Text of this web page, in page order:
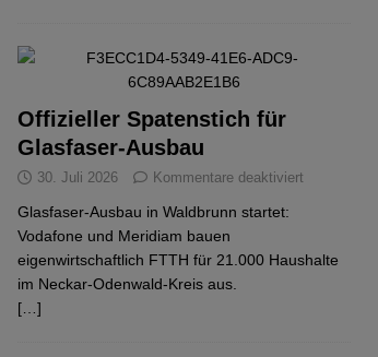
Offizieller Spatenstich für
Glasfaser-Ausbau
30. Juli 2026 Kommentare deaktiviert
Glasfaser-Ausbau in Waldbrunn startet:
Vodafone und Meridiam bauen
eigenwirtschaftlich FTTH für 21.000 Haushalte
im Neckar-Odenwald-Kreis aus.
[…]